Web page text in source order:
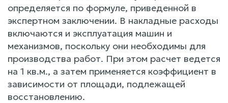
определяется по формуле, приведенной в
экспертном заключении. В накладные расходы
включаются и эксплуатация машин и
механизмов, поскольку они необходимы для
производства работ. При этом расчет ведется
на 1 кв.м., а затем применяется коэффициент в
зависимости от площади, подлежащей
восстановлению.